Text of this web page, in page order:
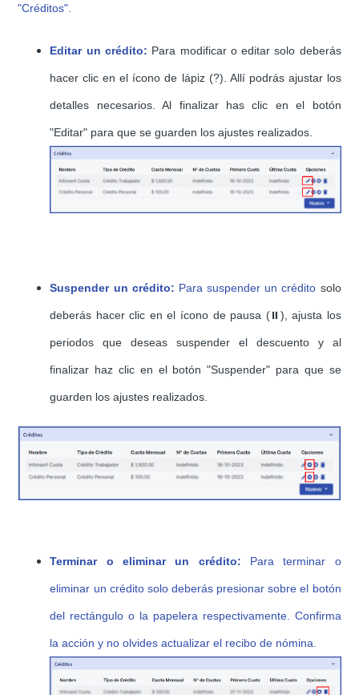
"Créditos".
Editar un crédito: Para modificar o editar solo deberás
hacer clic en el ícono de lápiz (?️). Allí podrás ajustar los
detalles necesarios. Al finalizar has clic en el botón
"Editar" para que se guarden los ajustes realizados.
Suspender un crédito: Para suspender un crédito solo
deberás hacer clic en el ícono de pausa (⏸️), ajusta los
periodos que deseas suspender el descuento y al
finalizar haz clic en el botón "Suspender" para que se
guarden los ajustes realizados.
Terminar o eliminar un crédito: Para terminar o
eliminar un crédito solo deberás presionar sobre el botón
del rectángulo o la papelera respectivamente. Confirma
la acción y no olvides actualizar el recibo de nómina.